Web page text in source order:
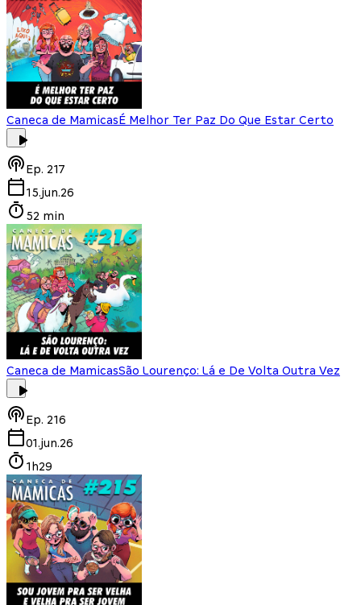
Caneca de MamicasÉ Melhor Ter Paz Do Que Estar Certo
Ep. 217
15.jun.26
52 min
Caneca de MamicasSão Lourenço: Lá e De Volta Outra Vez
Ep. 216
01.jun.26
1h29